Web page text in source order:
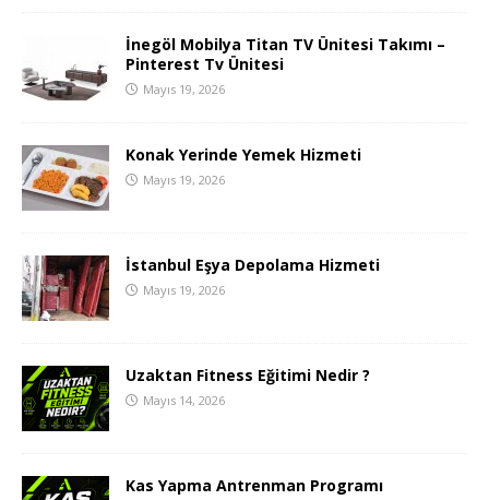
İnegöl Mobilya Titan TV Ünitesi Takımı –
Pinterest Tv Ünitesi
Mayıs 19, 2026
Konak Yerinde Yemek Hizmeti
Mayıs 19, 2026
İstanbul Eşya Depolama Hizmeti
Mayıs 19, 2026
Uzaktan Fitness Eğitimi Nedir ?
Mayıs 14, 2026
Kas Yapma Antrenman Programı